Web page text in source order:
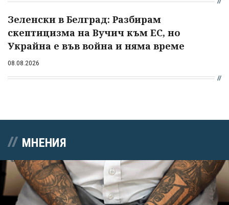
Зеленски в Белград: Разбирам
скептицизма на Вучич към ЕС, но
Украйна е във война и няма време
08.08.2026
МНЕНИЯ